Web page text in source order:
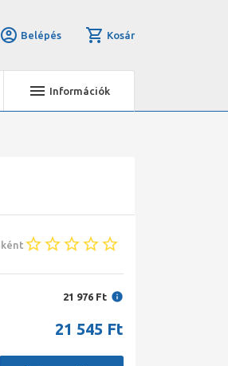
Belépés Kosár
Információk
21 976 Ft
21 545 Ft